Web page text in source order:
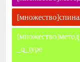
[множество]метод
_q_type